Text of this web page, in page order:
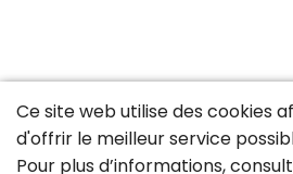
Ce site web utilise des cookies
d'offrir le meilleur service
Pour plus d’informations,